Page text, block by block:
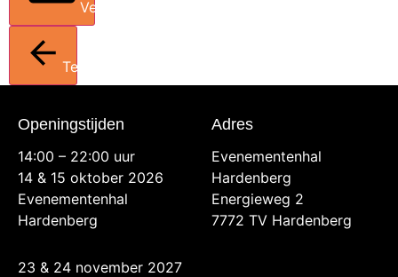
Verstuur
Terug
Openingstijden
14:00 – 22:00 uur
14 & 15 oktober 2026
Evenementenhal
Hardenberg
23 & 24 november 2027
Adres
Evenementenhal
Hardenberg
Energieweg 2
7772 TV Hardenberg